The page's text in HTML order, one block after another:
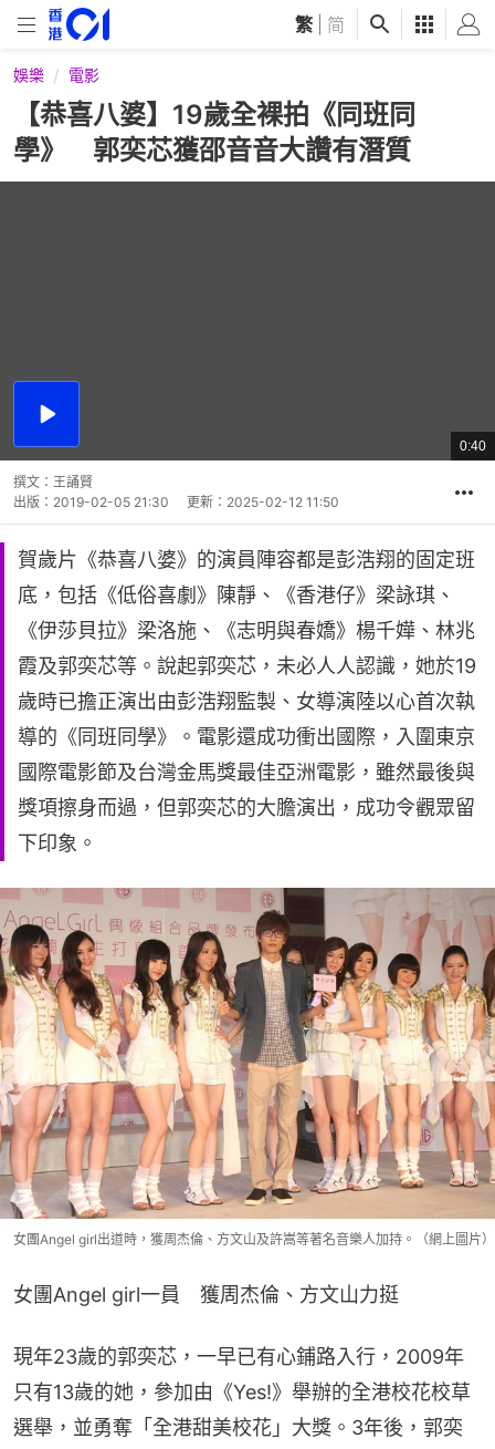
繁 简
娛樂 電影
【恭喜八婆】19歲全裸拍《同班同
學》 郭奕芯獲邵音音大讚有潛質
播
總
共
0:40
撰文： 王誦賢
出版： 2019-02-05 21:30 更新： 2025-02-12 11:50
賀歲片《恭喜八婆》的演員陣容都是彭浩翔的固定班
底，包括《低俗喜劇》陳靜、《香港仔》梁詠琪、
《伊莎貝拉》梁洛施、《志明與春嬌》楊千嬅、林兆
霞及郭奕芯等。說起郭奕芯，未必人人認識，她於19
歲時已擔正演出由彭浩翔監製、女導演陸以心首次執
導的《同班同學》。電影還成功衝出國際，入圍東京
國際電影節及台灣金馬獎最佳亞洲電影，雖然最後與
獎項擦身而過，但郭奕芯的大膽演出，成功令觀眾留
下印象。
女團Angel girl出道時，獲周杰倫、方文山及許嵩等著名音樂人加持。（網上圖片）
女團Angel girl一員　獲周杰倫、方文山力挺
現年23歲的郭奕芯，一早已有心鋪路入行，2009年
只有13歲的她，參加由《Yes!》舉辦的全港校花校草
選舉，並勇奪「全港甜美校花」大獎。3年後，郭奕